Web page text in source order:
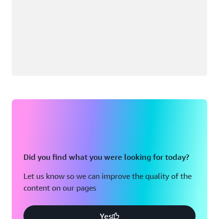
Did you find what you were looking for today?
Let us know so we can improve the quality of the
content on our pages
Yes